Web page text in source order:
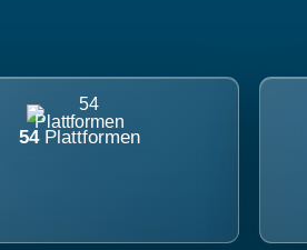
54 Plattformen